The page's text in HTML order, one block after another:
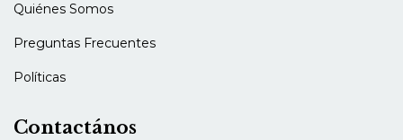
Quiénes Somos
Preguntas Frecuentes
Políticas
Contactános